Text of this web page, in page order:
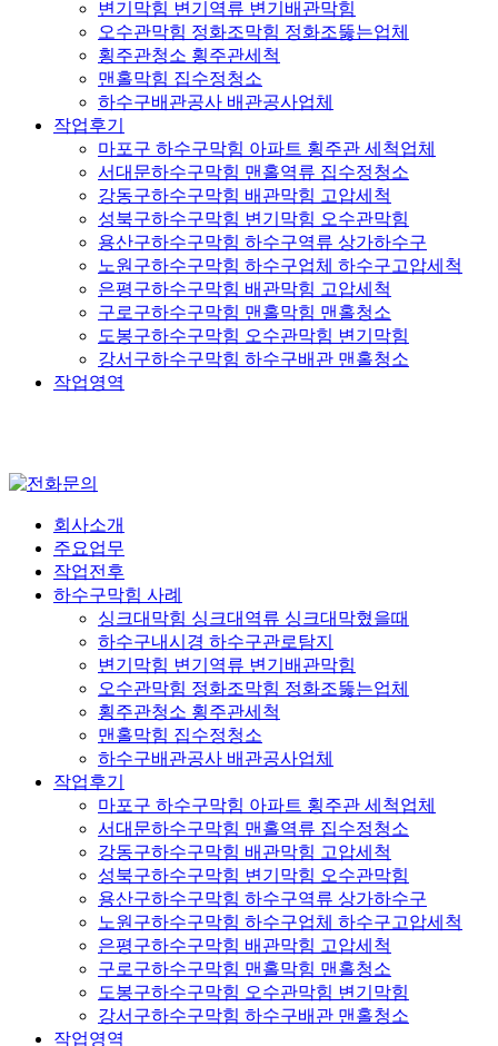
변기막힘 변기역류 변기배관막힘
오수관막힘 정화조막힘 정화조뚫는업체
횡주관청소 횡주관세척
맨홀막힘 집수정청소
하수구배관공사 배관공사업체
작업후기
마포구 하수구막힘 아파트 횡주관 세척업체
서대문하수구막힘 맨홀역류 집수정청소
강동구하수구막힘 배관막힘 고압세척
성북구하수구막힘 변기막힘 오수관막힘
용산구하수구막힘 하수구역류 상가하수구
노원구하수구막힘 하수구업체 하수구고압세척
은평구하수구막힘 배관막힘 고압세척
구로구하수구막힘 맨홀막힘 맨홀청소
도봉구하수구막힘 오수관막힘 변기막힘
강서구하수구막힘 하수구배관 맨홀청소
작업영역
회사소개
주요업무
작업전후
하수구막힘 사례
싱크대막힘 싱크대역류 싱크대막혔을때
하수구내시경 하수구관로탐지
변기막힘 변기역류 변기배관막힘
오수관막힘 정화조막힘 정화조뚫는업체
횡주관청소 횡주관세척
맨홀막힘 집수정청소
하수구배관공사 배관공사업체
작업후기
마포구 하수구막힘 아파트 횡주관 세척업체
서대문하수구막힘 맨홀역류 집수정청소
강동구하수구막힘 배관막힘 고압세척
성북구하수구막힘 변기막힘 오수관막힘
용산구하수구막힘 하수구역류 상가하수구
노원구하수구막힘 하수구업체 하수구고압세척
은평구하수구막힘 배관막힘 고압세척
구로구하수구막힘 맨홀막힘 맨홀청소
도봉구하수구막힘 오수관막힘 변기막힘
강서구하수구막힘 하수구배관 맨홀청소
작업영역